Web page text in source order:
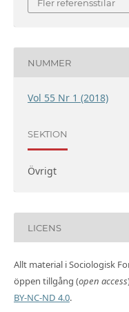
Fler referensstilar
NUMMER
Vol 55 Nr 1 (2018)
SEKTION
Övrigt
LICENS
Allt material i Sociologisk
öppen tillgång (open access
BY-NC-ND 4.0.